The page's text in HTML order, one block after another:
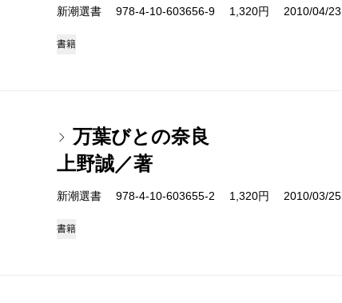
新潮選書 978-4-10-603656-9 1,320円 2010/04/23
書籍
万葉びとの奈良
上野誠／著
新潮選書 978-4-10-603655-2 1,320円 2010/03/25
書籍